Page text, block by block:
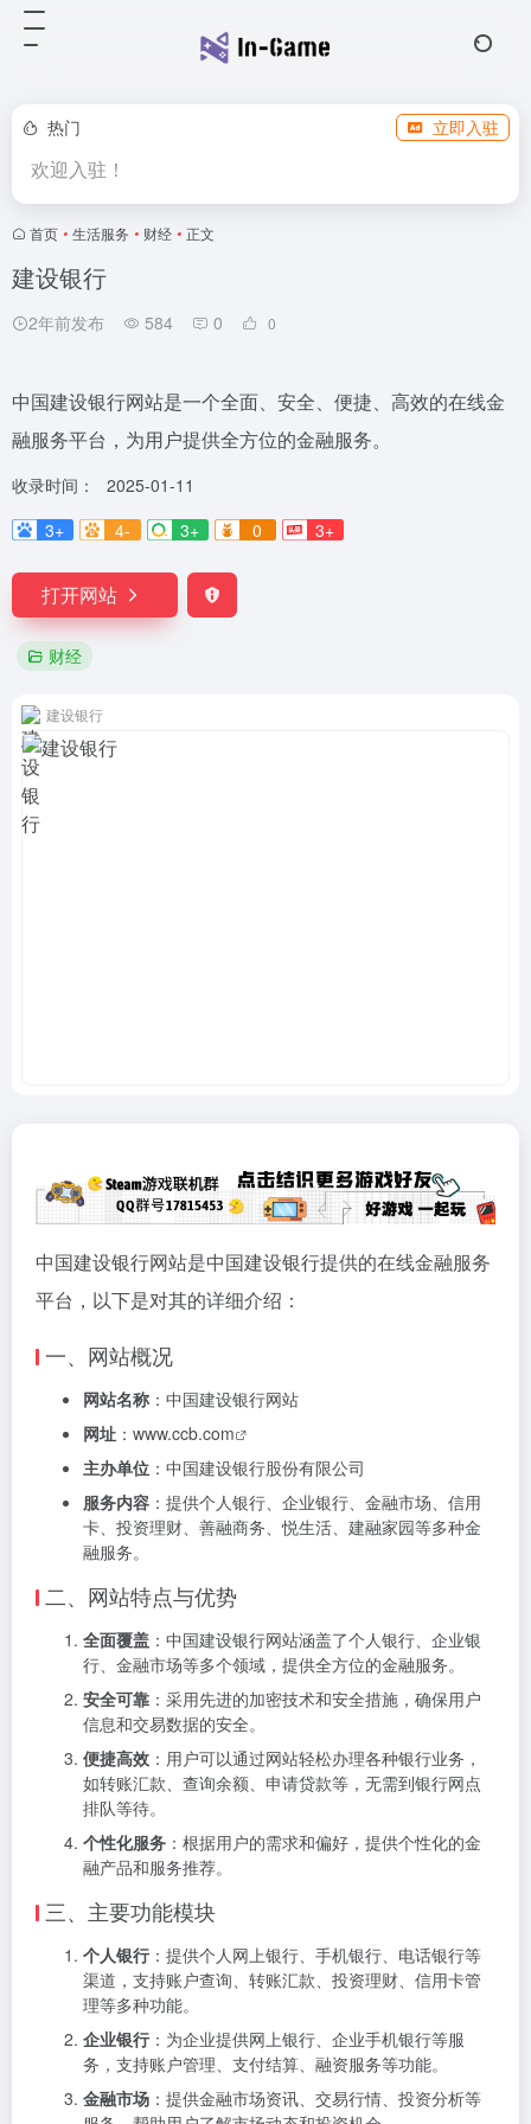
热门 立即入驻
欢迎入驻！
首页 • 生活服务 • 财经 • 正文
建设银行
2年前发布 584 0 0
中国建设银行网站是一个全面、安全、便捷、高效的在线金
融服务平台，为用户提供全方位的金融服务。
收录时间：
2025-01-11
3+
4- 3+ 0 3+
打开网站
财经
建设银行
中国建设银行网站是中国建设银行提供的在线金融服务
平台，以下是对其的详细介绍：
一、网站概况
网站名称 ：中国建设银行网站
网址 ： www.ccb.com
主办单位 ：中国建设银行股份有限公司
服务内容 ：提供个人银行、企业银行、金融市场、信用
卡、投资理财、善融商务、悦生活、建融家园等多种金
融服务。
二、网站特点与优势
全面覆盖 ：中国建设银行网站涵盖了个人银行、企业银
行、金融市场等多个领域，提供全方位的金融服务。
安全可靠 ：采用先进的加密技术和安全措施，确保用户
信息和交易数据的安全。
便捷高效 ：用户可以通过网站轻松办理各种银行业务，
如转账汇款、查询余额、申请贷款等，无需到银行网点
排队等待。
个性化服务 ：根据用户的需求和偏好，提供个性化的金
融产品和服务推荐。
三、主要功能模块
个人银行 ：提供个人网上银行、手机银行、电话银行等
渠道，支持账户查询、转账汇款、投资理财、信用卡管
理等多种功能。
企业银行 ：为企业提供网上银行、企业手机银行等服
务，支持账户管理、支付结算、融资服务等功能。
金融市场 ：提供金融市场资讯、交易行情、投资分析等